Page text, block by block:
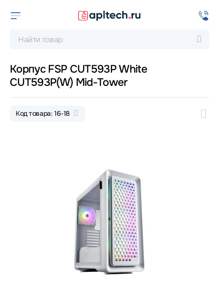
Корпус FSP CUT593P White
CUT593P(W) Mid-Tower
Код товара: 16-18